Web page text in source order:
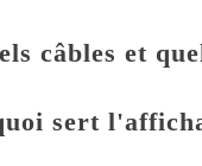
câbles et
sert